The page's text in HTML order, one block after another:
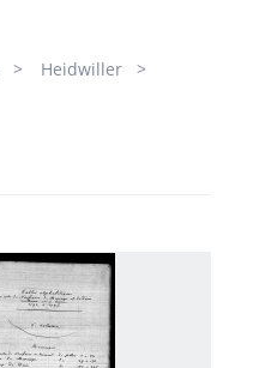
Heidwiller